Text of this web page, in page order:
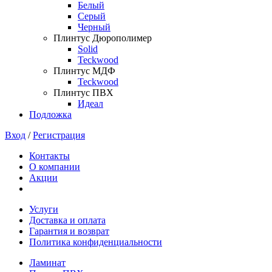
Белый
Серый
Черный
Плинтус Дюрополимер
Solid
Teckwood
Плинтус МДФ
Teckwood
Плинтус ПВХ
Идеал
Подложка
Вход /Регистрация
Контакты
О компании
Акции
Услуги
Доставка и оплата
Гарантия и возврат
Политика конфиденциальности
Ламинат